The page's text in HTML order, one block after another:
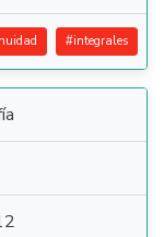
#integrales